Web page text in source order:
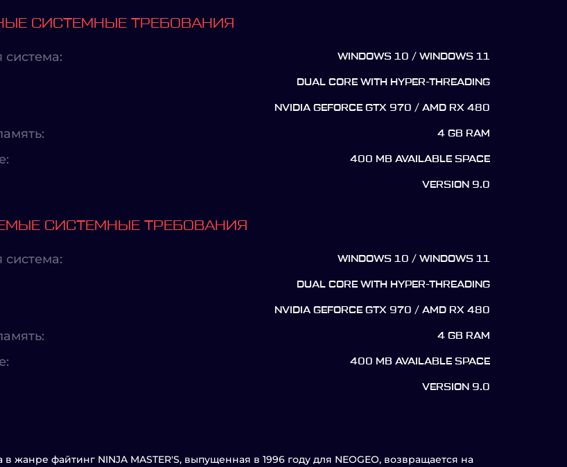
СИСТЕМНЫЕ ТРЕБОВАНИЯ
WINDOWS 10 / WINDOWS 11
DUAL CORE WITH HYPER-THREADING
NVIDIA GEFORCE GTX 970 / AMD RX 480
4 GB RAM
400 MB AVAILABLE SPACE
VERSION 9.0
СИСТЕМНЫЕ ТРЕБОВАНИЯ
WINDOWS 10 / WINDOWS 11
DUAL CORE WITH HYPER-THREADING
NVIDIA GEFORCE GTX 970 / AMD RX 480
4 GB RAM
400 MB AVAILABLE SPACE
VERSION 9.0
в жанре файтинг NINJA MASTER'S, выпущенная в 1996 году для NEOGEO, возвращается на